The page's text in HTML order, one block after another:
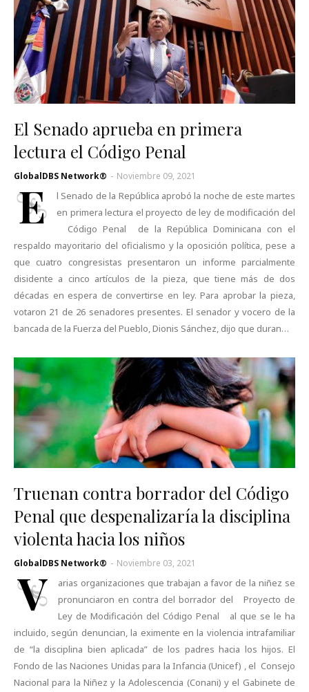
El Senado aprueba en primera
lectura el Código Penal
GlobalDBS Network® - Noviembre 09, 2021
E
l Senado de la República aprobó la noche de este martes
en primera lectura el proyecto de ley de modificación del
Código Penal de la República Dominicana con el
respaldo mayoritario del oficialismo y la oposición política, pese a
que cuatro congresistas presentaron un informe parcialmente
disidente a cinco artículos de la pieza, que tiene más de dos
décadas en espera de convertirse en ley. Para aprobar la pieza,
votaron 21 de 26 senadores presentes. El senador y vocero de la
bancada de la Fuerza del Pueblo, Dionis Sánchez, dijo que duran…
Truenan contra borrador del Código
Penal que despenalizaría la disciplina
violenta hacia los niños
GlobalDBS Network® - Noviembre 03, 2021
V
arias organizaciones que trabajan a favor de la niñez se
pronunciaron en contra del borrador del Proyecto de
Ley de Modificación del Código Penal al que se le ha
incluido, según denuncian, la eximente en la violencia intrafamiliar
de “la disciplina bien aplicada” de los padres hacia los hijos. El
Fondo de las Naciones Unidas para la Infancia (Unicef) , el Consejo
Nacional para la Niñez y la Adolescencia (Conani) y el Gabinete de